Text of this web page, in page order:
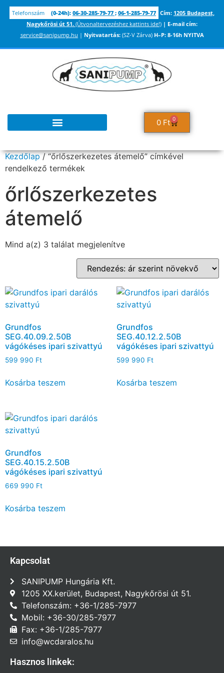
Telefonszám (0-24h): 06-30-285-79-77 ; 06-1-285-79-77 Cím: 1205 Budapest,
Nagykőrösi út 51. (Útvonaltervezéshez kattints ide!) | E-mail cím:
service@sanipump.hu | Nyitvatartás:(SZ-V Zárva) H–P: 8-16h NYITVA
0 Ft 0
Kezdőlap/ “őrlőszerkezetes átemelő” címkével
rendelkező termékek
őrlőszerkezetes
átemelő
Mind a(z) 3 találat megjelenítve
Grundfos
SEG.40.09.2.50B
vágókéses ipari szivattyú
599 990 Ft
Kosárba teszem
Grundfos
SEG.40.12.2.50B
vágókéses ipari szivattyú
599 990 Ft
Kosárba teszem
Grundfos
SEG.40.15.2.50B
vágókéses ipari szivattyú
669 990 Ft
Kosárba teszem
Kapcsolat
SANIPUMP Hungária Kft.
1205 XX.kerület, Budapest, Nagykőrösi út 51.
Telefonszám: +36-1/285-7977
Mobil: +36-30/285-7977
Fax: +36-1/285-7977
info@wcdaralos.hu
Hasznos linkek: